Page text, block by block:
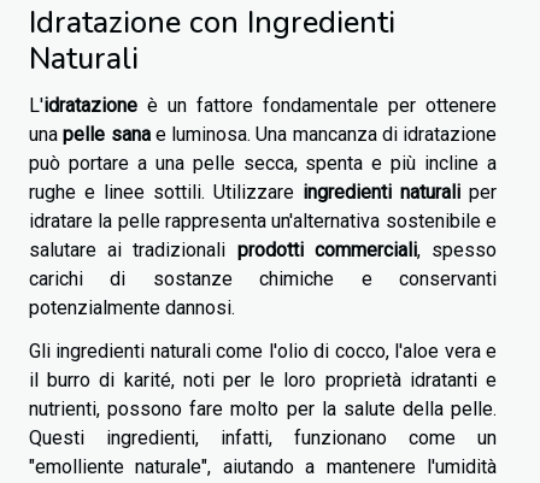
Idratazione con Ingredienti
Naturali
L'idratazione è un fattore fondamentale per ottenere
unapelle sanae luminosa. Una mancanza di idratazione
può portare a una pelle secca, spenta e più incline a
rughe e linee sottili. Utilizzare ingredienti naturali per
idratare la pelle rappresenta un'alternativa sostenibile e
salutare ai tradizionali prodotti commerciali, spesso
carichi di sostanze chimiche e conservanti
potenzialmente dannosi.
Gli ingredienti naturali come l'olio di cocco, l'aloe vera e
il burro di karité, noti per le loro proprietà idratanti e
nutrienti, possono fare molto per la salute della pelle.
Questi ingredienti, infatti, funzionano come un
"emolliente naturale", aiutando a mantenere l'umidità